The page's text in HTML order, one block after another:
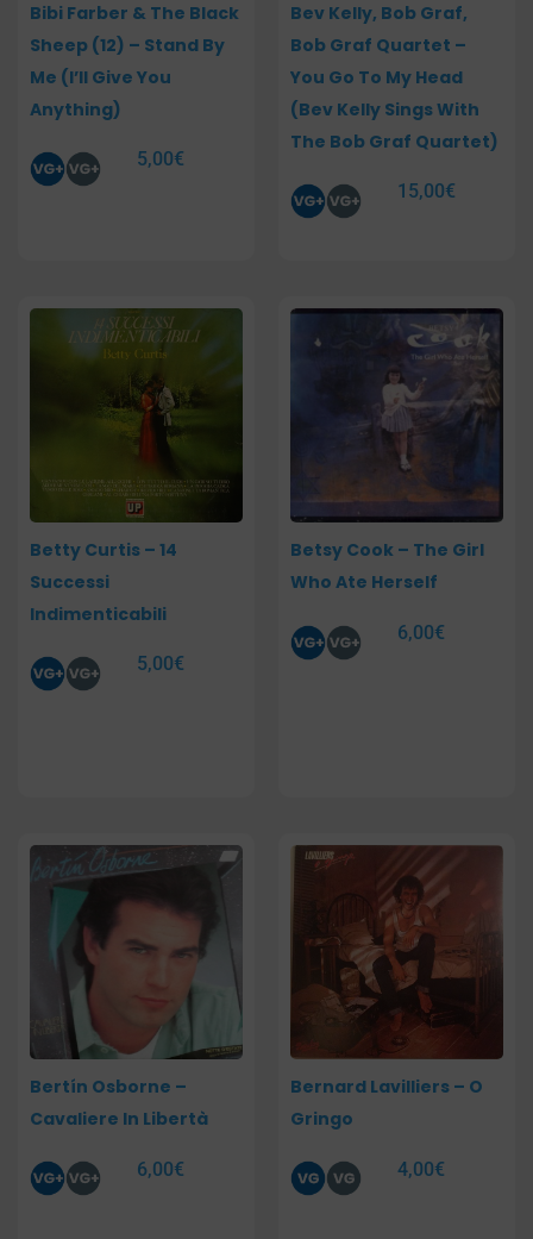
Bibi Farber & The Black
Sheep (12) – Stand By
Me (I’ll Give You
Anything)
5,00€
Bev Kelly, Bob Graf,
Bob Graf Quartet –
You Go To My Head
(Bev Kelly Sings With
The Bob Graf Quartet)
15,00€
Betty Curtis – 14
Successi
Indimenticabili
5,00€
Betsy Cook – The Girl
Who Ate Herself
6,00€
Bertín Osborne –
Cavaliere In Libertà
6,00€
Bernard Lavilliers – O
Gringo
4,00€